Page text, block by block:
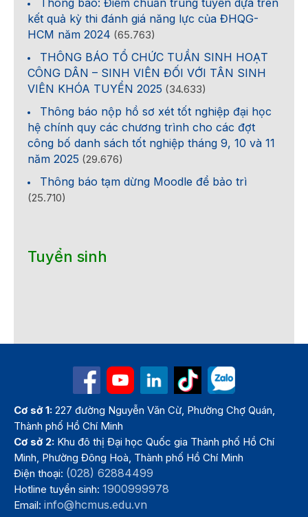
kết quả kỳ thi đánh giá năng lực của ĐHQG-
HCM năm 2024 (65.763)
THÔNG BÁO TỔ CHỨC TUẦN SINH HOẠT
CÔNG DÂN – SINH VIÊN ĐỐI VỚI TÂN SINH
VIÊN KHÓA TUYỂN 2025 (34.633)
Thông báo nộp hồ sơ xét tốt nghiệp đại học
hệ chính quy các chương trình cho các đợt
công bố danh sách tốt nghiệp tháng 9, 10 và 11
năm 2025 (29.676)
Thông báo tạm dừng Moodle để bảo trì
(25.710)
Tuyển sinh
Cơ sở 1: 227 đường Nguyễn Văn Cừ, Phường Chợ Quán,
Thành phố Hồ Chí Minh
Cơ sở 2: Khu đô thị Đại học Quốc gia Thành phố Hồ Chí
Minh, Phường Đông Hoà, Thành phố Hồ Chí Minh
Điện thoại: (028) 62884499
Hotline tuyển sinh:1900999978
Email:info@hcmus.edu.vn